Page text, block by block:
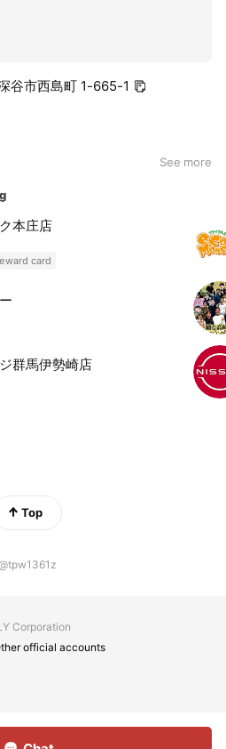
谷市西島町 1-665-1
See more
本庄店
card
群馬伊勢崎店
Top
Corporation
official accounts